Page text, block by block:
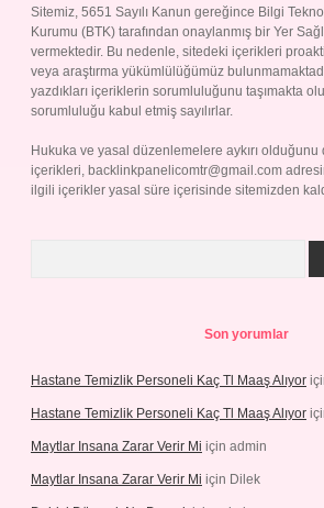
Sitemiz, 5651 Sayılı Kanun gereğince Bilgi
Kurumu (BTK) tarafından onaylanmış bir Yer
vermektedir. Bu nedenle, sitedeki içerikleri
veya araştırma yükümlülüğümüz
yazdıkları içeriklerin sorumluluğunu taşımakta
sorumluluğu kabul etmiş sayılırlar.
Hukuka ve yasal düzenlemelere aykırı
içerikleri, backlinkpanelicomtr@gmail.com
ilgili içerikler yasal süre içerisinde sitemizden
Son yorumlar
Hastane Temizlik Personeli Kaç Tl Maaş Alıyor
Hastane Temizlik Personeli Kaç Tl Maaş Alıyor
Maytlar Insana Zarar Verir Mi için admin
Maytlar Insana Zarar Verir Mi için Dilek